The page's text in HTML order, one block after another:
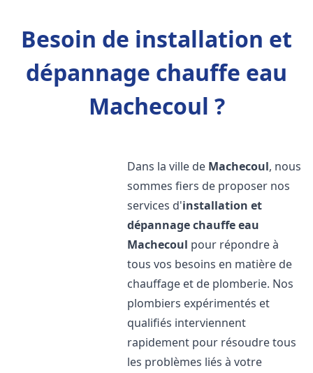
Besoin de installation et
dépannage chauffe eau
Machecoul ?
Dans la ville de Machecoul, nous
sommes fiers de proposer nos
services d'installation et
dépannage chauffe eau
Machecoul pour répondre à
tous vos besoins en matière de
chauffage et de plomberie. Nos
plombiers expérimentés et
qualifiés interviennent
rapidement pour résoudre tous
les problèmes liés à votre